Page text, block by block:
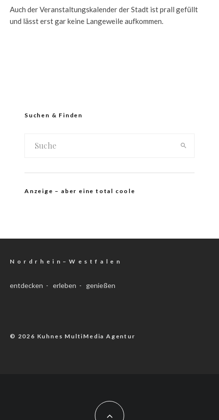
Auch der Veranstaltungskalender der Stadt ist prall gefüllt
und lässt erst gar keine Langeweile aufkommen.
Suchen & Finden
Anzeige – aber eine total coole
N o r d r h e i n – W e s t f a l e n
entdecken - erleben - genießen
© 2026 Kuhnes MultiMedia Agentur